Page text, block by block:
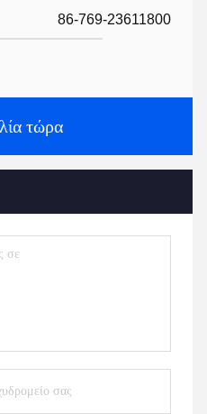
86-769-23611800
τώρα